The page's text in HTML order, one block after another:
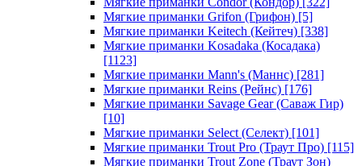
Мягкие приманки Grifon (Грифон) [5]
Мягкие приманки Keitech (Кейтеч) [338]
Мягкие приманки Kosadaka (Косадака)
[1123]
Мягкие приманки Mann's (Маннс) [281]
Мягкие приманки Reins (Рейнс) [176]
Мягкие приманки Savage Gear (Саваж Гир)
[10]
Мягкие приманки Select (Селект) [101]
Мягкие приманки Trout Pro (Траут Про) [115]
Мягкие приманки Trout Zone (Траут Зон)